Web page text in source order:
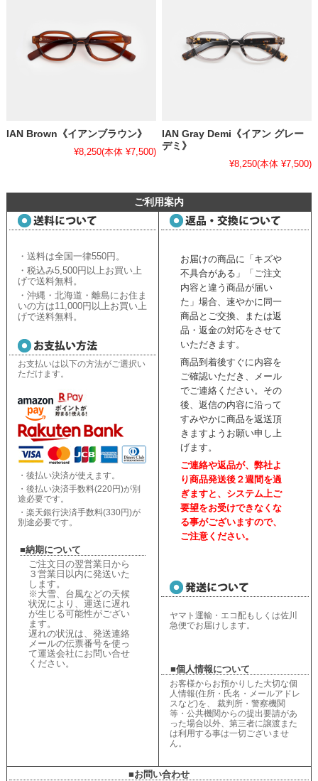
IAN Brown《イアンブラウン》
¥8,250(本体 ¥7,500)
IAN Gray Demi《イアン グレー
デミ》
¥8,250(本体 ¥7,500)
ご利用案内
・送料は全国一律550円。
・税込み5,500円以上お買い上
げで送料無料。
・沖縄・北海道・離島にお住ま
いの方は11,000円以上お買い上
げで送料無料。
お支払いは以下の方法がご選択い
ただけます。
・後払い決済が使えます。
・後払い決済手数料(220円)が別
途必要です。
・楽天銀行決済手数料(330円)が
別途必要です。
■納期について
ご注文日の翌営業日から
３営業日以内に発送いた
します。
※大雪、台風などの天候
状況により、 運送に遅れ
が生じる可能性がござい
ます。
遅れの状況は、 発送連絡
メールの伝票番号を使っ
て運送会社にお問い合せ
ください。
お届けの商品に「キズや
不具合がある」「ご注文
内容と違う商品が届い
た」場合、速やかに同一
商品とご交換、または返
品・返金の対応をさせて
いただきます。
商品到着後すぐに内容を
ご確認いただき、
メール
でご連絡ください。 その
後、返信の内容に沿って
すみやかに商品を返送頂
きますようお願い申し上
げます。
ご連絡や返品が、弊社よ
り商品発送後２週間を過
ぎますと、 システム上ご
要望をお受けできなくな
る事がございますので、
ご注意ください。
ヤマト運輸・エコ配もしくは佐川
急便でお届けします。
■個人情報について
お客様からお預かりした大切な個
人情報(住所・氏名・メールアドレ
スなど)を、 裁判所・警察機関
等・公共機関からの提出要請があ
った場合以外、第三者に譲渡また
は利用する事は一切ございませ
ん。
■お問い合わせ